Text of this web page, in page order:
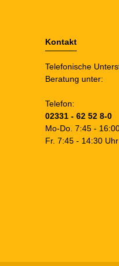
Kontakt
Telefonische
Beratung unter:
Telefon:
02331 - 62 52 8-0
Mo-Do. 7:45 -
Fr. 7:45 - 14:30 Uhr